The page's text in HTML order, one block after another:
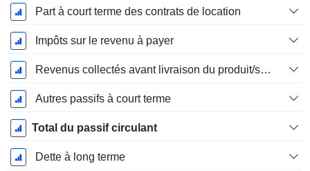
Part à court terme des contrats de location
Impôts sur le revenu à payer
Revenus collectés avant livraison du produit/service
Autres passifs à court terme
Total du passif circulant
Dette à long terme